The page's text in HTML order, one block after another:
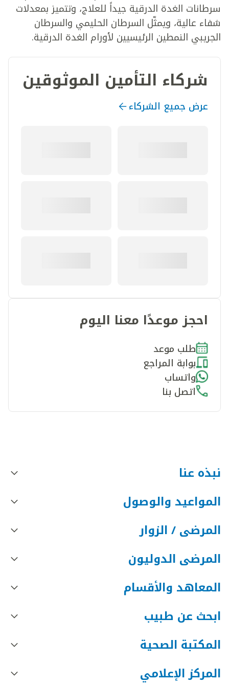
سرطانات الغدة الدرقية جيداً للعلاج، وتتميز بمعدلات
شفاء عالية، ويمثّل السرطان الحليمي والسرطان
الجريبي النمطين الرئيسيين لأورام الغدة الدرقية.
شركاء التأمين الموثوقين
عرض جميع الشركاء
احجز موعدًا معنا اليوم
طلب موعد
بوابة المراجع
واتساب
اتصل بنا
نبذه عنا
المواعيد والوصول
المرضى / الزوار
المرضى الدوليون
المعاهد والأقسام
ابحث عن طبيب
المكتبة الصحية
المركز الإعلامي